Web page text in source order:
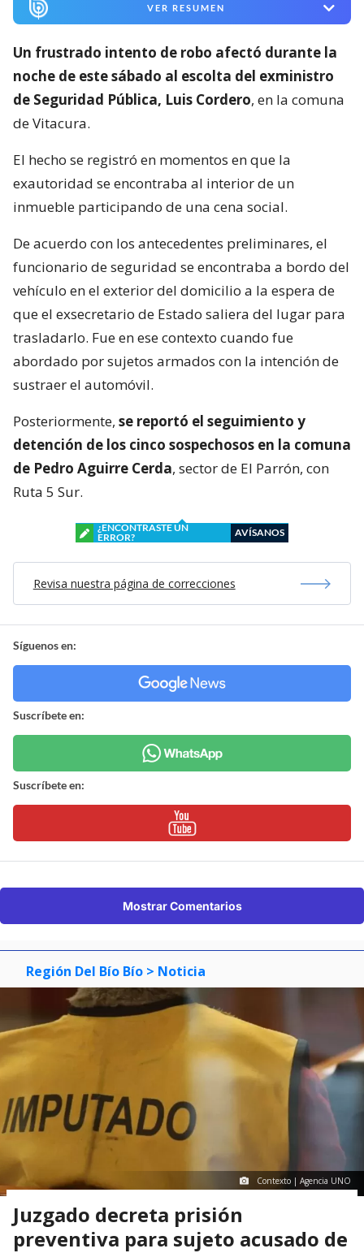
VER RESUMEN
Un frustrado intento de robo afectó durante la
noche de este sábado al escolta del exministro
de Seguridad Pública, Luis Cordero, en la comuna
de Vitacura.
El hecho se registró en momentos en que la
exautoridad se encontraba al interior de un
inmueble participando de una cena social.
De acuerdo con los antecedentes preliminares, el
funcionario de seguridad se encontraba a bordo del
vehículo en el exterior del domicilio a la espera de
que el exsecretario de Estado saliera del lugar para
trasladarlo. Fue en ese contexto cuando fue
abordado por sujetos armados con la intención de
sustraer el automóvil.
Posteriormente, se reportó el seguimiento y
detención de los cinco sospechosos en la comuna
de Pedro Aguirre Cerda, sector de El Parrón, con
Ruta 5 Sur.
¿ENCONTRASTE UN
ERROR?
AVÍSANOS
Revisa nuestra página de correcciones
Síguenos en:
Suscríbete en:
Suscríbete en:
Mostrar Comentarios
Región Del Bío Bío > Noticia
Contexto | Agencia UNO
Juzgado decreta prisión
preventiva para sujeto acusado de